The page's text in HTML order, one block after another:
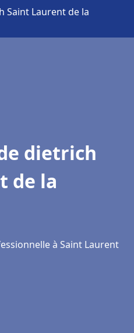
Saint Laurent de la
dietrich
de la
à Saint Laurent